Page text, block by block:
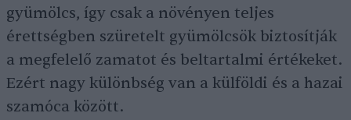
gyümölcs, így csak a növényen teljes
érettségben szüretelt gyümölcsök biztosítják
a megfelelő zamatot és beltartalmi értékeket.
Ezért nagy különbség van a külföldi és a hazai
szamóca között.